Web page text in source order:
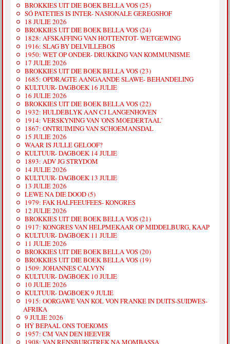
BROKKIES UIT DIE BOEK BELLA VOS (25)
SÓ PATETIES IS INTER- NASIONALE GEREGSHOF
18 JULIE 2026
BROKKIES UIT DIE BOEK BELLA VOS (24)
1828: AFSKAFFING VAN HOTTENTOT- WETGEWING
1916: SLAG BY DELVILLEBOS
1950: WET OP ONDER- DRUKKING VAN KOMMUNISME
17 JULIE 2026
BROKKIES UIT DIE BOEK BELLA VOS (23)
1685: OPDRAGTE AANGAANDE SLAWE- BEHANDELING
KULTUUR- DAGBOEK 16 JULIE
16 JULIE 2026
BROKKIES UIT DIE BOEK BELLA VOS (22)
1932: HULDEBLYK AAN CJ LANGENHOVEN
1914: VERSKYNING VAN 'ONS MOEDERTAAL'
1867: ONTRUIMING VAN SCHOEMANSDAL
15 JULIE 2026
WAAR IS JULLE GELOOF?
KULTUUR- DAGBOEK 14 JULIE
1893: ADV JG STRYDOM
14 JULIE 2026
KULTUUR- DAGBOEK 13 JULIE
13 JULIE 2026
LEWE NA DIE DOOD (5)
1979: FAK HALFEEUFEES- KONGRES
12 JULIE 2026
BROKKIES UIT DIE BOEK BELLA VOS (21)
1917: KONGRES VAN HELPMEKAAR OP MIDDELBURG, KAAP
KULTUUR- DAGBOEK 11 JULIE
11 JULIE 2026
BROKKIES UIT DIE BOEK BELLA VOS (20)
BROKKIES UIT DIE BOEK BELLA VOS (19)
1509: JOHANNES CALVYN
KULTUUR- DAGBOEK 10 JULIE
10 JULIE 2026
KULTUUR- DAGBOEK 9 JULIE
1915: OORGAWE VAN KOL VON FRANKE IN DUITS-SUIDWES-
AFRIKA
9 JULIE 2026
HÝ BEPAAL ONS TOEKOMS
1957: CM VAN DEN HEEVER